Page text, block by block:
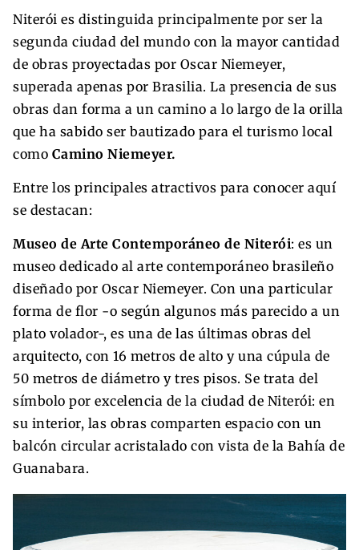
Niterói es distinguida principalmente por ser la
segunda ciudad del mundo con la mayor cantidad
de obras proyectadas por Oscar Niemeyer,
superada apenas por Brasilia. La presencia de sus
obras dan forma a un camino a lo largo de la orilla
que ha sabido ser bautizado para el turismo local
como Camino Niemeyer.
Entre los principales atractivos para conocer aquí
se destacan:
Museo de Arte Contemporáneo de Niterói: es un
museo dedicado al arte contemporáneo brasileño
diseñado por Oscar Niemeyer. Con una particular
forma de flor -o según algunos más parecido a un
plato volador-, es una de las últimas obras del
arquitecto, con 16 metros de alto y una cúpula de
50 metros de diámetro y tres pisos. Se trata del
símbolo por excelencia de la ciudad de Niterói: en
su interior, las obras comparten espacio con un
balcón circular acristalado con vista de la Bahía de
Guanabara.